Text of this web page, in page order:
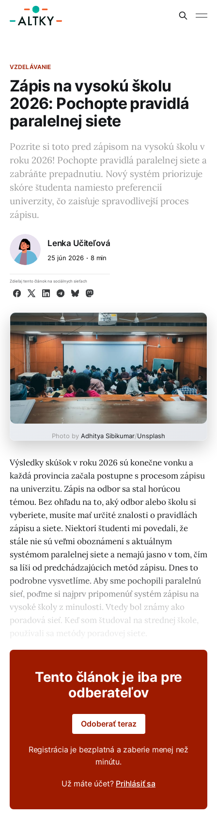
VZDELÁVANIE
Zápis na vysokú školu
2026: Pochopte pravidlá
paralelnej siete
Pozrite si toto pred zápisom na vysokú školu v
roku 2026! Pochopte pravidlá paralelnej siete a
zabráňte prepadnutiu. Nový systém priorizuje
skóre študenta namiesto preferencií
univerzity, čo zaisťuje spravodlivejší proces
zápisu.
Lenka Učiteľová
25 jún 2026 8 min
Zdieľaj tento článok na sociálnych sieťach
Facebook
X LinkedInTelegram
BlueskyMastodon
Photo by Adhitya Sibikumar/Unsplash
Výsledky skúšok v roku 2026 sú konečne vonku a
každá provincia začala postupne s procesom zápisu
na univerzitu. Zápis na odbor sa stal horúcou
témou. Bez ohľadu na to, aký odbor alebo školu si
vyberiete, musíte mať určité znalosti o pravidlách
zápisu a siete. Niektorí študenti mi povedali, že
stále nie sú veľmi oboznámení s aktuálnym
systémom paralelnej siete a nemajú jasno v tom, čím
sa líši od predchádzajúcich metód zápisu. Dnes to
podrobne vysvetlíme. Aby sme pochopili paralelnú
sieť, poďme si najprv pripomenúť systém zápisu na
vysoké školy z minulosti. Vtedy bol známy ako
poradová sieť. Keď som študoval na strednej škole,
používali sa metódy poradovej siete.
Tento článok je iba pre
odberateľov
Odoberať teraz
Registrácia je bezplatná a zaberie menej než
minútu.
Už máte účet? Prihlásiť sa